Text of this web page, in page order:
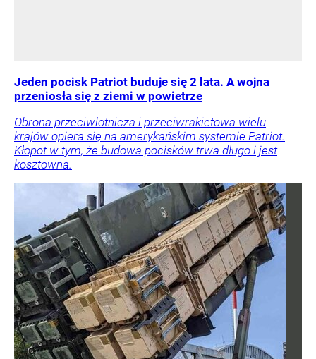
Jeden pocisk Patriot buduje się 2 lata. A wojna
przeniosła się z ziemi w powietrze
Obrona przeciwlotnicza i przeciwrakietowa wielu
krajów opiera się na amerykańskim systemie Patriot.
Kłopot w tym, że budowa pocisków trwa długo i jest
kosztowna.